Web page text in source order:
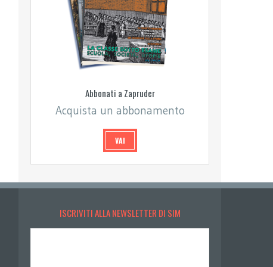
Abbonati a Zapruder
Acquista un abbonamento
VAI
ISCRIVITI ALLA NEWSLETTER DI SIM